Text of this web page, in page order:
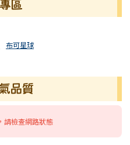
區
布可星球
品質
檢查網路狀態